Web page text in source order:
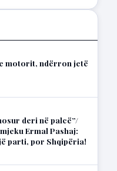
motorit, ndërron jetë
deri në palcë”/
Ermal Pashaj:
parti, por Shqipëria!